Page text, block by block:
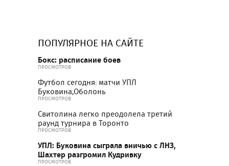
ПОПУЛЯРНОЕ НА САЙТЕ
Бокс: расписание боев
ПРОСМОТРОВ
Футбол сегодня: матчи УПЛ
Буковина,Оболонь
ПРОСМОТРОВ
Свитолина легко преодолела третий
раунд турнира в Торонто
ПРОСМОТРОВ
УПЛ: Буковина сыграла вничью с ЛНЗ,
Шахтер разгромил Кудривку
ПРОСМОТРОВ